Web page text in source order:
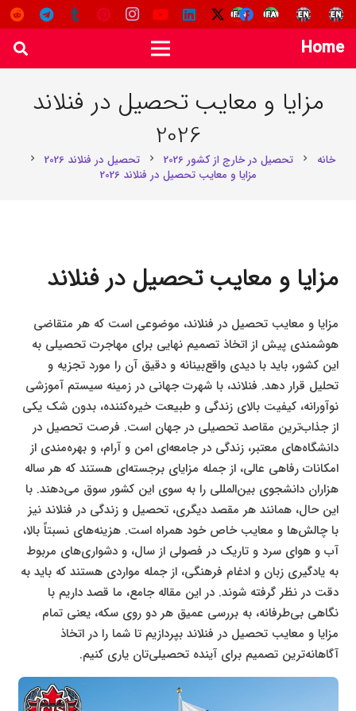
Home
مزایا و معایب تحصیل در فنلاند
2026
خانه chevron_right تحصیل در خارج از کشور 2026 chevron_right تحصیل در فنلاند 2026 chevron_right
مزایا و معایب تحصیل در فنلاند 2026
مزایا و معایب تحصیل در فنلاند
مزایا و معایب تحصیل در فنلاند، موضوعی است که هر متقاضی
هوشمندی پیش از اتخاذ تصمیم نهایی برای مهاجرت تحصیلی به
این کشور، باید با دیدی واقع‌بینانه و دقیق آن را مورد تجزیه و
تحلیل قرار دهد. فنلاند، با شهرت جهانی در زمینه سیستم آموزشی
نوآورانه، کیفیت بالای زندگی و طبیعت خیره‌کننده، بدون شک یکی
از جذاب‌ترین مقاصد تحصیلی در جهان است. فرصت تحصیل در
دانشگاه‌های معتبر، زندگی در جامعه‌ای امن و آرام، و بهره‌مندی از
امکانات رفاهی عالی، از جمله مزایای برجسته‌ای هستند که هر ساله
هزاران دانشجوی بین‌المللی را به سوی این کشور سوق می‌دهند. با
این حال، همانند هر مقصد دیگری، تحصیل و زندگی در فنلاند نیز
با چالش‌ها و معایب خاص خود همراه است. هزینه‌های نسبتاً بالا،
آب و هوای سرد و تاریک در فصولی از سال، و دشواری‌های مربوط
به یادگیری زبان و ادغام فرهنگی، از جمله مواردی هستند که باید به
دقت در نظر گرفته شوند. در این مقاله جامع، ما قصد داریم با
نگاهی بی‌طرفانه، به بررسی عمیق هر دو روی سکه، یعنی تمام
مزایا و معایب تحصیل در فنلاند بپردازیم تا شما را در اتخاذ
آگاهانه‌ترین تصمیم برای آینده تحصیلی‌تان یاری کنیم.